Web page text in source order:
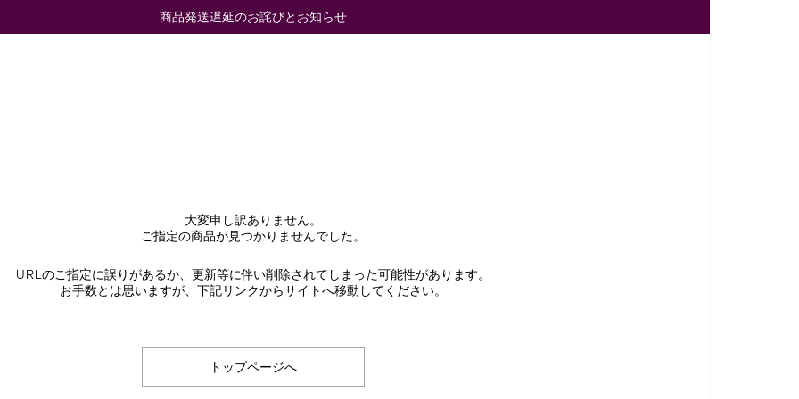
商品発送遅延のお詫びとお知らせ
大変申し訳ありません。
ご指定の商品が見つかりませんでした。
URLのご指定に誤りがあるか、更新等に伴い削除されてしまった可能性があります。
お手数とは思いますが、下記リンクからサイトへ移動してください。
トップページへ